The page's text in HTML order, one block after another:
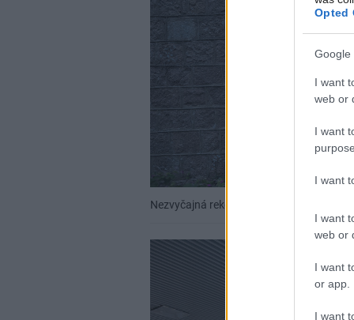
Opted
Google
I want
web or
I want
I want
I want
web or
I want
or app.
I want
Nezvyčajná rekonštrukcia opusteného